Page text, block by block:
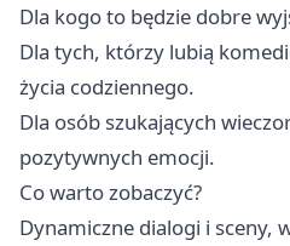
Dla kogo to będzie dobre
Dla tych, którzy lubią
życia codziennego.
Dla osób szukających
pozytywnych emocji.
Co warto zobaczyć?
Dynamiczne dialogi i sceny,